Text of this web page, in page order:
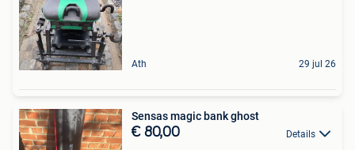
Ath 29 jul 26
Sensas magic bank ghost
€ 80,00 Details